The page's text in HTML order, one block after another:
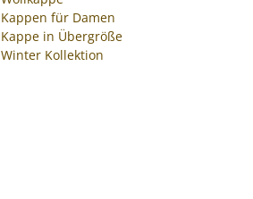
Kappen für Damen
Kappe in Übergröße
Winter Kollektion